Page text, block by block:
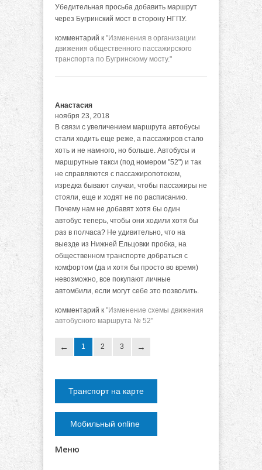
Убедительная просьба добавить маршрут
через Бугринский мост в сторону НГПУ.
комментарий к "Изменения в организации
движения общественного пассажирского
транспорта по Бугринскому мосту."
Анастасия
ноября 23, 2018
В связи с увеличением маршрута автобусы
стали ходить еще реже, а пассажиров стало
хоть и не намного, но больше. Автобусы и
маршрутные такси (под номером "52") и так
не справляются с пассажиропотоком,
изредка бывают случаи, чтобы пассажиры не
стояли, еще и ходят не по расписанию.
Почему нам не добавят хотя бы один
автобус теперь, чтобы они ходили хотя бы
раз в полчаса? Не удивительно, что на
выезде из Нижней Ельцовки пробка, на
общественном транспорте добраться с
комфортом (да и хотя бы просто во время)
невозможно, все покупают личные
автомбили, если могут себе это позволить.
комментарий к "Изменение схемы движения
автобусного маршрута № 52"
1 2 3
Транспорт на карте
Мобильный online
Меню